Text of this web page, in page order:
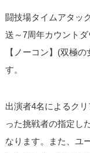
闘技場タイムアタッ
送～7周年カウント
【ノーコン】(双極
す。
出演者4名によるク
った挑戦者の指定し
なります。また、ユ